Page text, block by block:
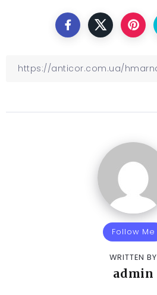
Follow Me
WRITTEN BY
admin